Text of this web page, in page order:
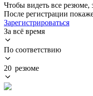
Чтобы видеть все резюме,
После регистрации
Зарегистрироваться
За всё время
По соответствию
20 резюме